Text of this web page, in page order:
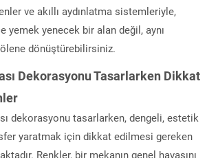
ve akıllı aydınlatma sistemleriyle,
yemek yenecek bir alan değil, aynı
dönüştürebilirsiniz.
Dekorasyonu Tasarlarken Dikkat
dekorasyonu tasarlarken, dengeli, estetik
yaratmak için dikkat edilmesi gereken
Renkler, bir mekanın genel havasını